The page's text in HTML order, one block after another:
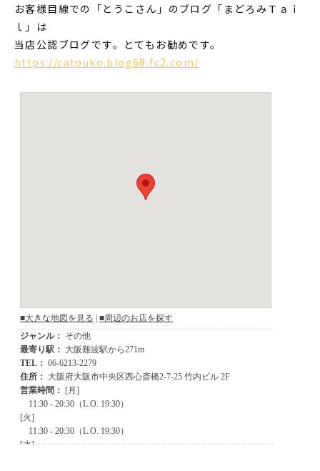
お客様目線での「とうこさん」のブログ「まどろみＴａｉ
ｌ」は
当店公認ブログです。とてもお勧めです。
https://catouko.blog68.fc2.com/